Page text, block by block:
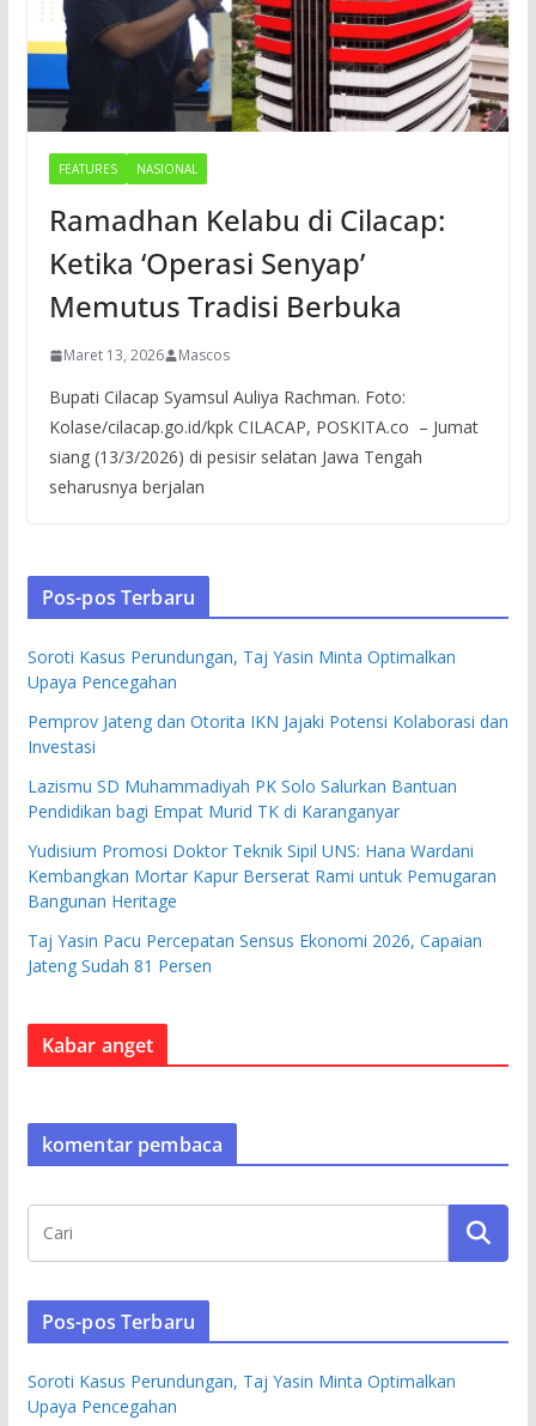
FEATURES NASIONAL
Ramadhan Kelabu di Cilacap:
Ketika ‘Operasi Senyap’
Memutus Tradisi Berbuka
Maret 13, 2026 Mascos
Bupati Cilacap Syamsul Auliya Rachman. Foto:
Kolase/cilacap.go.id/kpk CILACAP, POSKITA.co – Jumat
siang (13/3/2026) di pesisir selatan Jawa Tengah
seharusnya berjalan
Pos-pos Terbaru
Soroti Kasus Perundungan, Taj Yasin Minta Optimalkan
Upaya Pencegahan
Pemprov Jateng dan Otorita IKN Jajaki Potensi Kolaborasi dan
Investasi
Lazismu SD Muhammadiyah PK Solo Salurkan Bantuan
Pendidikan bagi Empat Murid TK di Karanganyar
Yudisium Promosi Doktor Teknik Sipil UNS: Hana Wardani
Kembangkan Mortar Kapur Berserat Rami untuk Pemugaran
Bangunan Heritage
Taj Yasin Pacu Percepatan Sensus Ekonomi 2026, Capaian
Jateng Sudah 81 Persen
Kabar anget
komentar pembaca
Pos-pos Terbaru
Soroti Kasus Perundungan, Taj Yasin Minta Optimalkan
Upaya Pencegahan